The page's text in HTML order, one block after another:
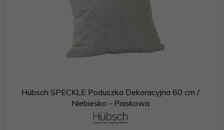
Hübsch SPECKLE Poduszka Dekoracyjna 60 cm /
Niebiesko - Piaskowa